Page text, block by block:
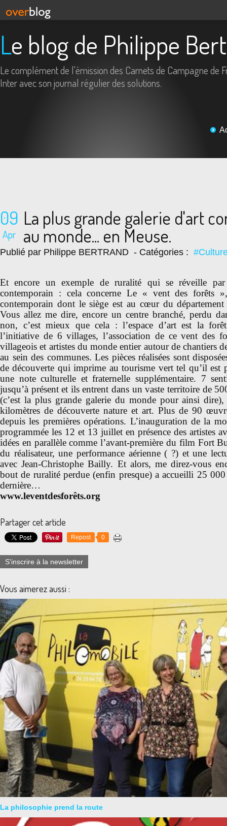
Le blog de Philippe
Le complément de l'émission des Carnets de Campagne de
Inter avec son journal régulier des solutions.
09
Apr
La plus grande galerie d'art
au monde... en Meuse.
Publié par Philippe BERTRAND - Catégories :
Et encore un exemple de ruralité qui se réveille par
contemporain : cela concerne Le « vent des forêts
contemporain dont le siège est au cœur du département
Vous allez me dire, encore un centre branché, perdu
non, c’est mieux que cela : l’espace d’art est la
l’initiative de 6 villages, l’association de ce vent des
villageois et artistes du monde entier autour de chantiers
au sein des communes. Les pièces réalisées sont
de découverte qui imprime au tourisme vert tel qu’il est
une note culturelle et fraternelle supplémentaire. 7
jusqu’à présent et ils entrent dans un vaste territoire de
(c’est la plus grande galerie du monde pour ainsi
kilomètres de découverte nature et art. Plus de 90
depuis les premières opérations. L’inauguration de la
programmée les 12 et 13 juillet en présence des artistes
idées en parallèle comme l’avant-première du film Fort
du réalisateur, une performance aérienne ( ?) et une
avec Jean-Christophe Bailly. Et alors, me direz-vous
bout de ruralité perdue (enfin presque) a accueilli 25 000
dernière…
www.leventdesforêts.org
Partager cet article
Repost 0
S'inscrire à la newsletter
Vous aimerez aussi :
La philosophie prend la route